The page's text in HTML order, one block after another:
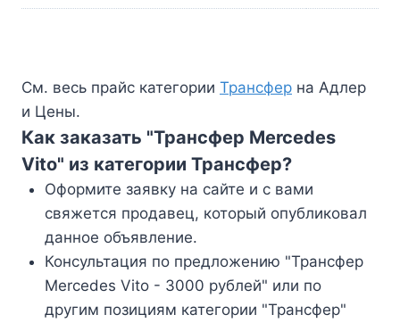
См. весь прайс категории Трансфер на Адлер
и Цены.
Как заказать "Трансфер Mercedes
Vito" из категории Трансфер?
Оформите заявку на сайте и с вами
свяжется продавец, который опубликовал
данное объявление.
Консультация по предложению "Трансфер
Mercedes Vito - 3000 рублей" или по
другим позициям категории "Трансфер"